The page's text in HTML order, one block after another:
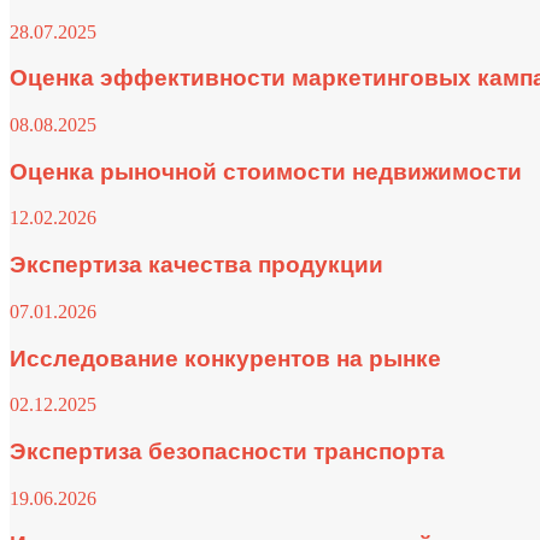
28.07.2025
Оценка эффективности маркетинговых
08.08.2025
Оценка рыночной стоимости недвижимости
12.02.2026
Экспертиза качества продукции
07.01.2026
Исследование конкурентов на рынке
02.12.2025
Экспертиза безопасности транспорта
19.06.2026